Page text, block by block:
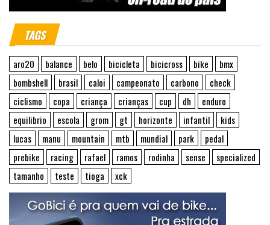
TAGS
aro20 balance belo bicicleta bicicross bike
bmx
bombshell
brasil caloi campeonato carbono
check
ciclismo
copa criança crianças cup dh
enduro
equilibrio
escola grom gt horizonte infantil
kids
lucas
manu mountain mtb mundial park
pedal
prebike
racing rafael ramos rodinha sense
specialized
tamanho
teste tioga xck